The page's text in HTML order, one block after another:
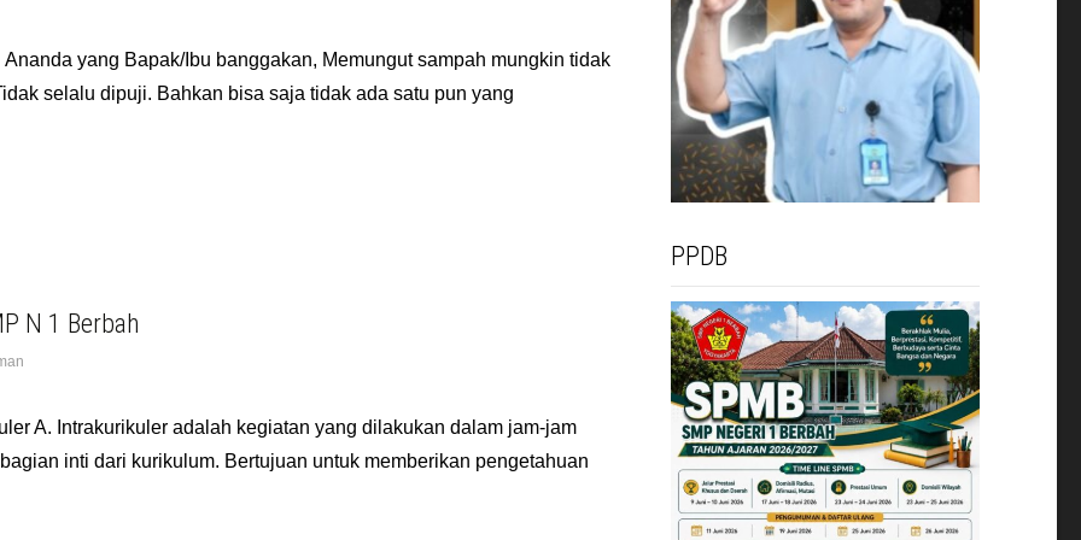
yang Bapak/Ibu banggakan, Memungut sampah mungkin tidak
selalu dipuji. Bahkan bisa saja tidak ada satu pun yang
N 1 Berbah
A. Intrakurikuler adalah kegiatan yang dilakukan dalam jam-jam
inti dari kurikulum. Bertujuan untuk memberikan pengetahuan
PPDB